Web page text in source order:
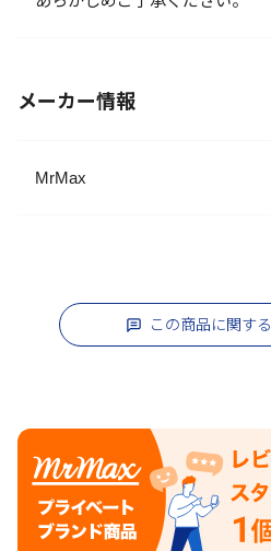
メーカー情報
MrMax
この商品に関す